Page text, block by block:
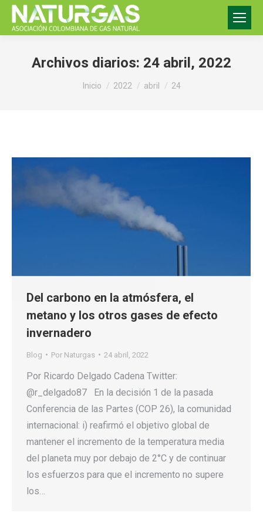
Archivos diarios: 24 abril, 2022
Estás aquí:
Inicio 2022 abril 24
Del carbono en la atmósfera, el
metano y los otros gases de efecto
invernadero
Blog Por Naturgas 24 abril, 2022
Por Ricardo Delgado Cadena Twitter:
@r_delgado87 En la decisión 1 de la pasada
Conferencia de las Partes (COP 26), la comunidad
internacional: i) reafirmó el objetivo global de
mantener el incremento de la temperatura media
del planeta muy por debajo de 2°C y de continuar
los esfuerzos para que el incremento no supere
los…